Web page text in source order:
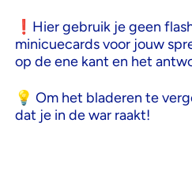
❗Hier gebruik je geen
minicuecards voor jouw
op de ene kant en het
💡 Om het bladeren te
dat je in de war raakt!